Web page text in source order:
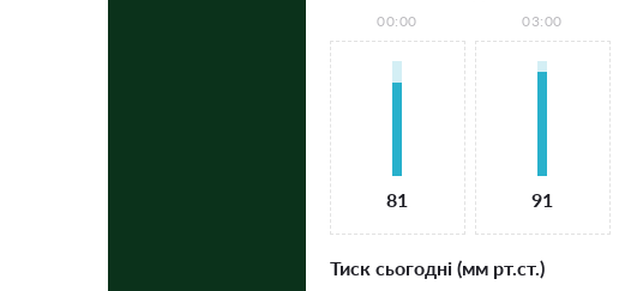
00:00
81
03:00
91
Тиск сьогодні (мм рт.ст.)